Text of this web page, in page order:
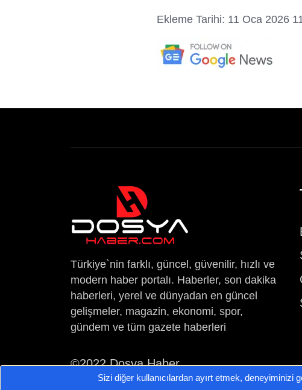
Ekleme Tarihi: 11 Oca 2026
Türkiye`nin farklı, güncel, güvenilir, hızlı ve
modern haber portalı. Haberler, son dakika
haberleri, yerel ve dünyadan en güncel
gelişmeler, magazin, ekonomi, spor,
gündem ve tüm gazete haberleri
©2022 Dosya Haber
Sizi diğer kullanıcılardan ayırt etmek,